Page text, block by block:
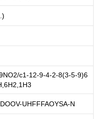
c1-12-9-4-2-8(3-5-9)6
UHFFFAOYSA-N